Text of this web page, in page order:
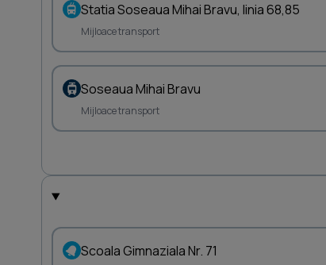
Statia Soseaua Mihai Bravu, linia 68,85
Mijloace transport
Soseaua Mihai Bravu
Mijloace transport
Scoala Gimnaziala Nr. 71